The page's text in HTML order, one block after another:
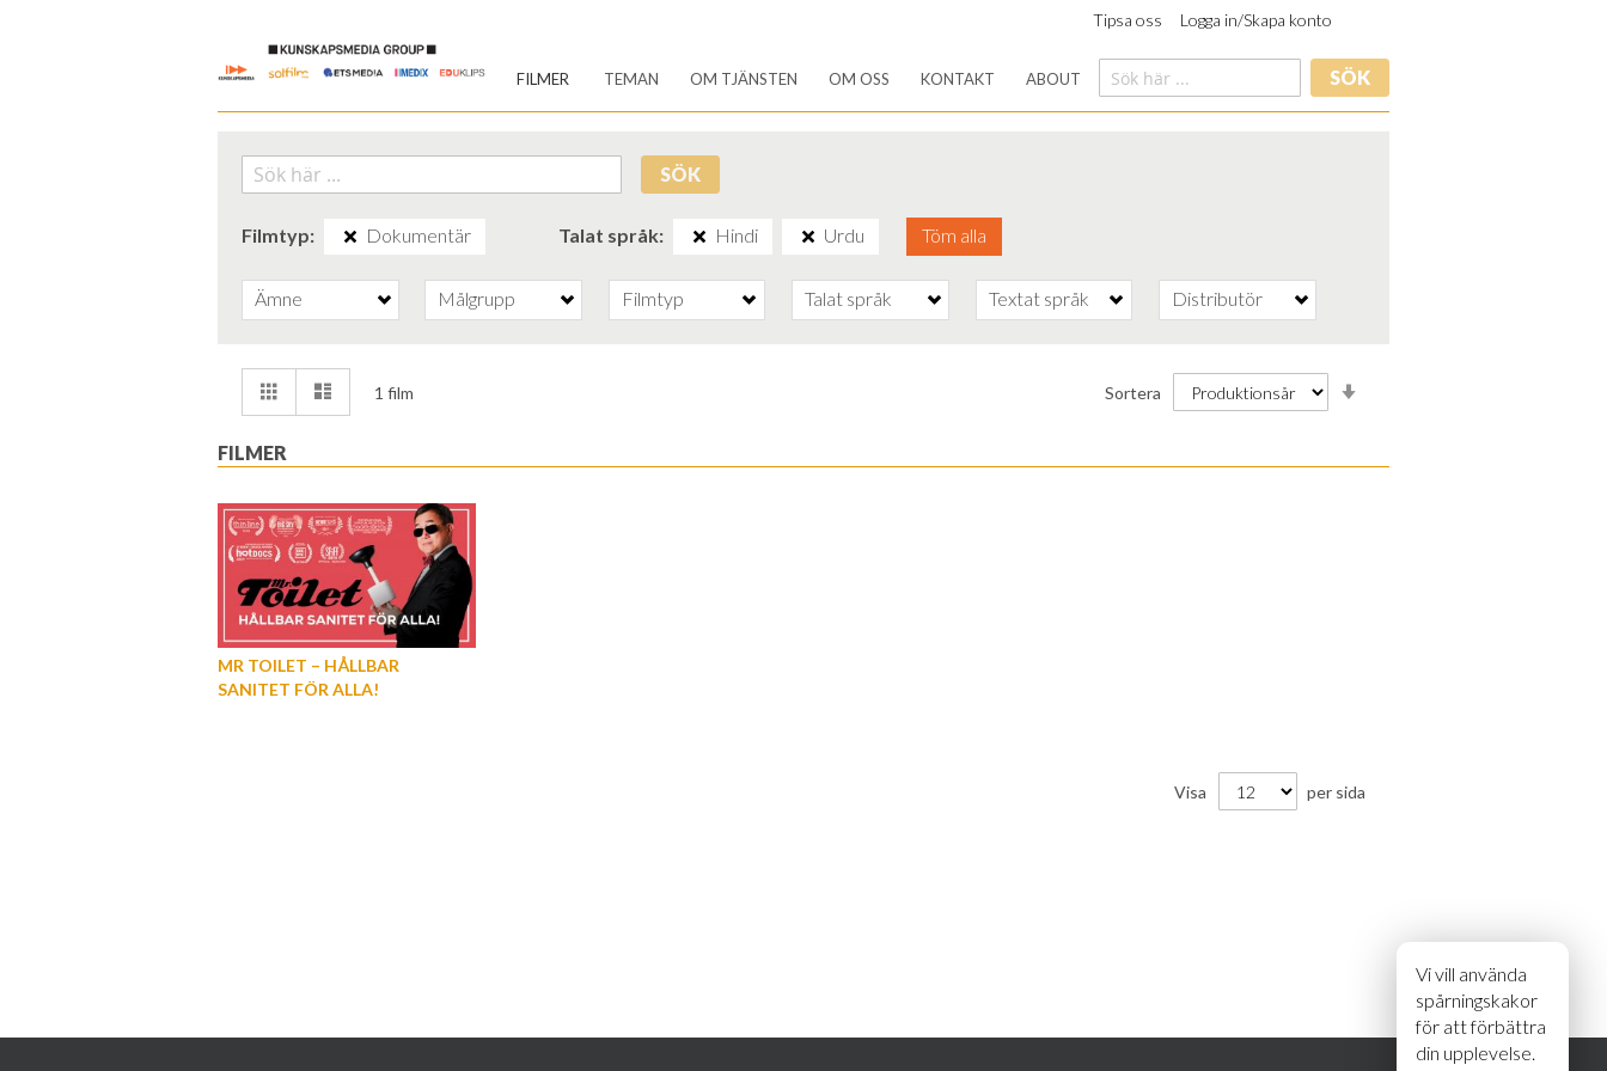
Vi vill använda
spårningskakor
för att förbättra
din upplevelse.
Tipsa oss Logga in/Skapa konto
Content
FILMER TEMAN OM TJÄNSTEN OM OSS KONTAKT ABOUT SÖK
SÖK
Filmtyp Dokumentär Talat språk Hindi Urdu Töm alla
Ämne Målgrupp Filmtyp Talat språk Textat språk Distributör
Visa
som
Rutnät 1 film Sortera
FILMER
MR TOILET – HÅLLBAR
SANITET FÖR ALLA!
Visa per sida